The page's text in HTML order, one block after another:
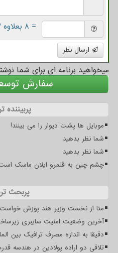
= ۸ بعلاوه ۳
ارسال نظر
میخواهید برنامه ای برای شما
سفارش
پربیننده
موبایل ها پشت دیوار را می بینند!
شما نظر بدهید
شما نظر بدهید
چشم چین به قلمرو ایلان ماسک
پربحث
متا از نخست وزیر هند پوزش خواست
آخرین وضعیت امنیت سایبری
دقیقا به اندازه مصرف ترافیک بین
تلاقی دو اراده پولادین در هندسه